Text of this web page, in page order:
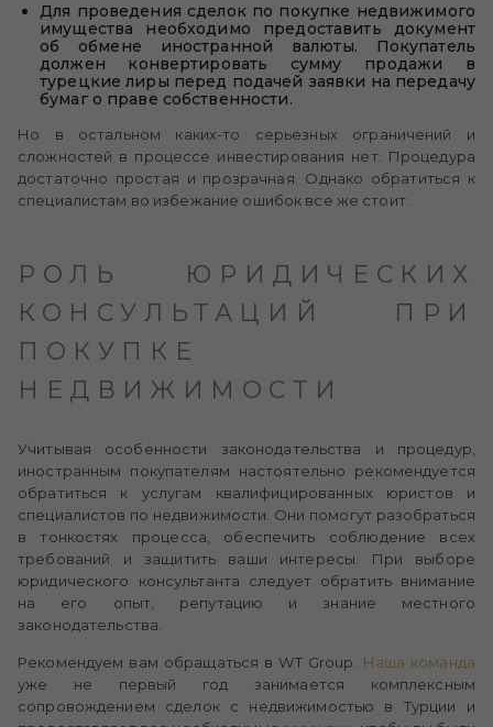
Для проведения сделок по покупке недвижимого
имущества необходимо предоставить документ
об обмене иностранной валюты. Покупатель
должен конвертировать сумму продажи в
турецкие лиры перед подачей заявки на передачу
бумаг о праве собственности.
Но в остальном каких-то серьезных ограничений и
сложностей в процессе инвестирования нет. Процедура
достаточно простая и прозрачная. Однако обратиться к
специалистам во избежание ошибок все же стоит.
РОЛЬ ЮРИДИЧЕСКИХ
КОНСУЛЬТАЦИЙ ПРИ
ПОКУПКЕ
НЕДВИЖИМОСТИ
Учитывая особенности законодательства и процедур,
иностранным покупателям настоятельно рекомендуется
обратиться к услугам квалифицированных юристов и
специалистов по недвижимости. Они помогут разобраться
в тонкостях процесса, обеспечить соблюдение всех
требований и защитить ваши интересы. При выборе
юридического консультанта следует обратить внимание
на его опыт, репутацию и знание местного
законодательства.
Рекомендуем вам обращаться в WT Group. Наша команда
уже не первый год занимается комплексным
сопровождением сделок с недвижимостью в Турции и